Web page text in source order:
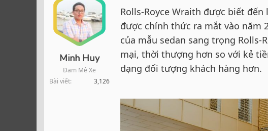
a
d
s
t
r
t
d
a
t
Minh Huy
Đam Mê Xe
Bài viết
3,126
Rolls-Royce Wraith được biết
được chính thức ra mắt vào năm
của mẫu sedan sang trọng Rolls-
mại, thời thượng hơn so với kẻ
dạng đối tượng khách hàng hơn.